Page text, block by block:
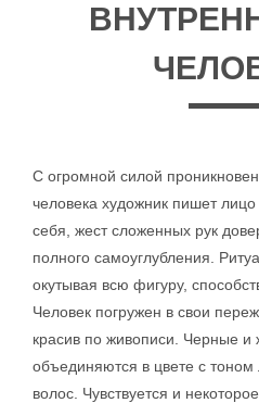
С огромной силой
человека художник пишет
себя, жест сложенных рук
полного самоуглубления.
окутывая всю фигуру,
Человек погружен в свои
красив по живописи. Черные и
объединяются в цвете с
волос. Чувствуется и